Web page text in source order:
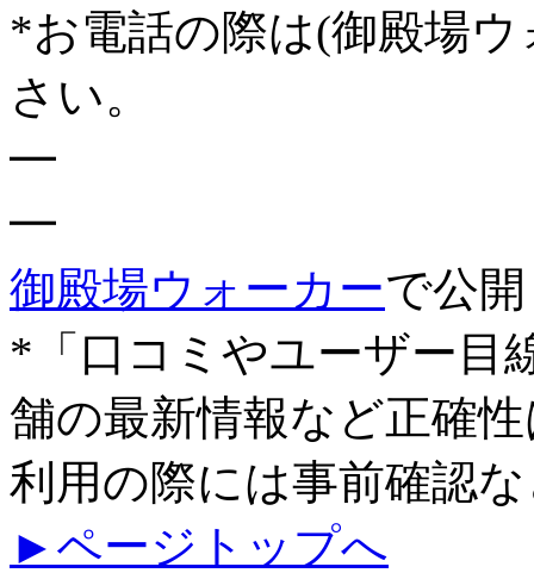
*お電話の際は(御殿場
さい。
━
━
御殿場ウォーカーで公開
*「口コミやユーザー目
舗の最新情報など正確
利用の際には事前確認
►ページトップへ